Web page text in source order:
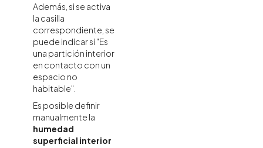
Además, si se activa
la casilla
correspondiente, se
puede indicar si "Es
una partición interior
en contacto con un
espacio no
habitable".
Es posible definir
manualmente la
humedad
superficial interior